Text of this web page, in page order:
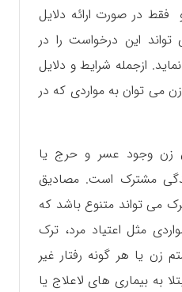
در صورت ارائه دلایل
این درخواست را در
ازجمله شرایط و دلایل
می توان به مواردی که در
زن وجود عسر و حرج یا
مشترک است. مصادیق
می تواند متنوع باشد که
مثل اعتیاد مرد، ترک
یا هر گونه رفتار غیر
به بیماری های لاعلاج یا